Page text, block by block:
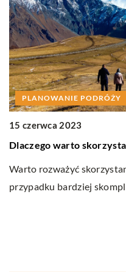
PLANOWANIE PODRÓŻY
15 czerwca 2023
Dlaczego warto
Warto rozważyć
przypadku bardziej